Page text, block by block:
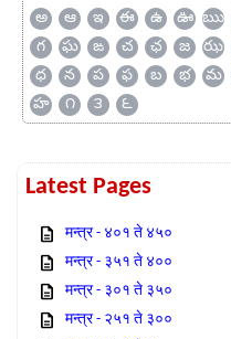
అ ఆ ఇ ఈ ఉ ఊ ఋ
గ
ఘ ఙ చ ఛ జ ఝ
ధ
న ప ఫ బ భ మ
హ
౧ ౩ ౬
Latest Pages
मन्त्र - ४०१ ते ४५०
मन्त्र - ३५१ ते ४००
मन्त्र - ३०१ ते ३५०
मन्त्र - २५१ ते ३००